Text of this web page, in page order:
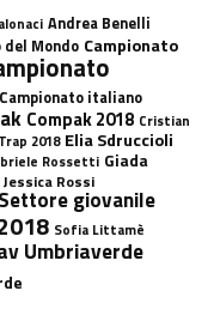
Andrea Benelli
del Mondo Campionato
Campionato italiano
Compak 2018 Cristian
2018 Elia Sdruccioli
Rossetti Giada
Jessica Rossi
Settore giovanile
Sofia Littamè
Umbriaverde